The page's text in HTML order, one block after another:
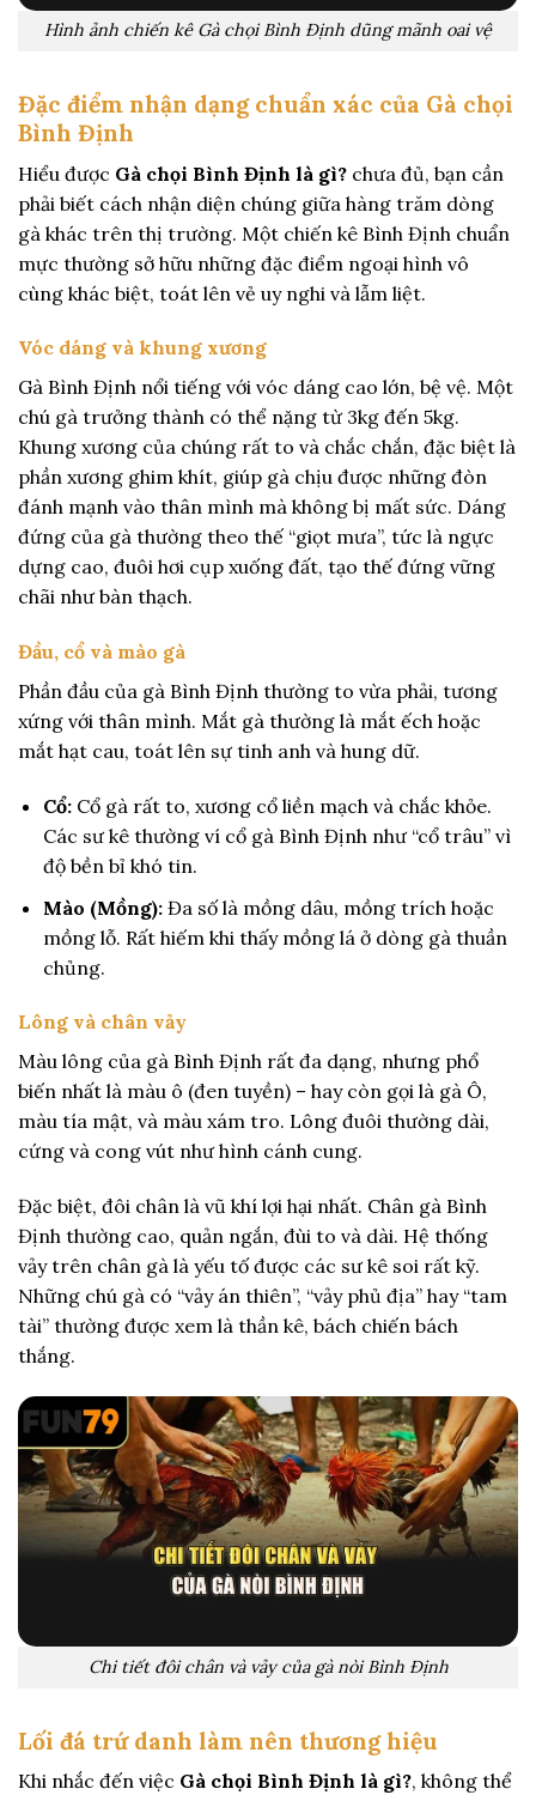
Hình ảnh chiến kê Gà chọi Bình Định dũng mãnh oai vệ
Đặc điểm nhận dạng chuẩn xác của Gà chọi
Bình Định
Hiểu được Gà chọi Bình Định là gì? chưa đủ, bạn cần
phải biết cách nhận diện chúng giữa hàng trăm dòng
gà khác trên thị trường. Một chiến kê Bình Định chuẩn
mực thường sở hữu những đặc điểm ngoại hình vô
cùng khác biệt, toát lên vẻ uy nghi và lẫm liệt.
Vóc dáng và khung xương
Gà Bình Định nổi tiếng với vóc dáng cao lớn, bệ vệ. Một
chú gà trưởng thành có thể nặng từ 3kg đến 5kg.
Khung xương của chúng rất to và chắc chắn, đặc biệt là
phần xương ghim khít, giúp gà chịu được những đòn
đánh mạnh vào thân mình mà không bị mất sức. Dáng
đứng của gà thường theo thế “giọt mưa”, tức là ngực
dựng cao, đuôi hơi cụp xuống đất, tạo thế đứng vững
chãi như bàn thạch.
Đầu, cổ và mào gà
Phần đầu của gà Bình Định thường to vừa phải, tương
xứng với thân mình. Mắt gà thường là mắt ếch hoặc
mắt hạt cau, toát lên sự tinh anh và hung dữ.
Cổ:Cổ gà rất to, xương cổ liền mạch và chắc khỏe.
Các sư kê thường ví cổ gà Bình Định như “cổ trâu” vì
độ bền bỉ khó tin.
Mào (Mồng):Đa số là mồng dâu, mồng trích hoặc
mồng lỗ. Rất hiếm khi thấy mồng lá ở dòng gà thuần
chủng.
Lông và chân vảy
Màu lông của gà Bình Định rất đa dạng, nhưng phổ
biến nhất là màu ô (đen tuyền) – hay còn gọi là gà Ô,
màu tía mật, và màu xám tro. Lông đuôi thường dài,
cứng và cong vút như hình cánh cung.
Đặc biệt, đôi chân là vũ khí lợi hại nhất. Chân gà Bình
Định thường cao, quản ngắn, đùi to và dài. Hệ thống
vảy trên chân gà là yếu tố được các sư kê soi rất kỹ.
Những chú gà có “vảy án thiên”, “vảy phủ địa” hay “tam
tài” thường được xem là thần kê, bách chiến bách
thắng.
Chi tiết đôi chân và vảy của gà nòi Bình Định
Lối đá trứ danh làm nên thương hiệu
Khi nhắc đến việc Gà chọi Bình Định là gì?, không thể